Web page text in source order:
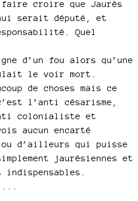
croire que Jaurès
serait député, et
Quel
d’un fou alors qu’une
le voir mort.
de choses mais ce
l’anti césarisme,
colonialiste et
aucun encarté
d’ailleurs qui puisse
jaurésiennes et
...